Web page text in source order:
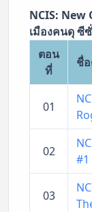
NCIS: New
เมืองคนดุ ซี
ตอน
ที่
ชื่
01
02
#1
03